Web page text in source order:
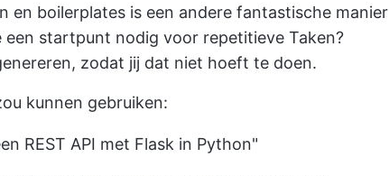
en boilerplates is een andere fantastische manier
een startpunt nodig voor repetitieve Taken?
zodat jij dat niet hoeft te doen.
kunnen gebruiken:
REST API met Flask in Python"